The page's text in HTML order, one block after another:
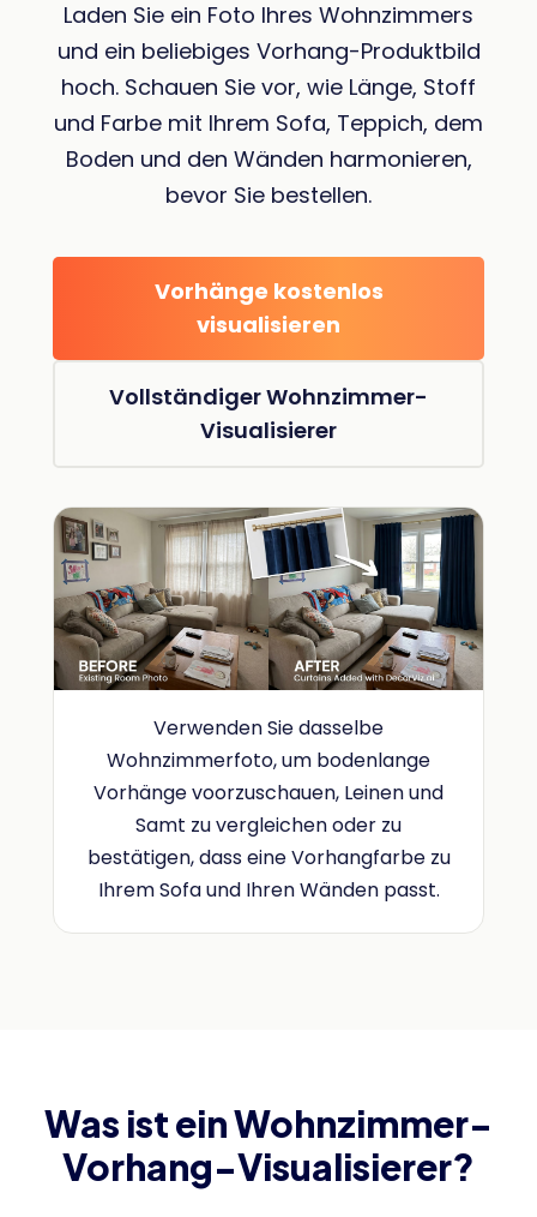
Laden Sie ein Foto Ihres Wohnzimmers
und ein beliebiges Vorhang-Produktbild
hoch. Schauen Sie vor, wie Länge, Stoff
und Farbe mit Ihrem Sofa, Teppich, dem
Boden und den Wänden harmonieren,
bevor Sie bestellen.
Vorhänge kostenlos
visualisieren
Vollständiger Wohnzimmer-
Visualisierer
Verwenden Sie dasselbe
Wohnzimmerfoto, um bodenlange
Vorhänge voorzuschauen, Leinen und
Samt zu vergleichen oder zu
bestätigen, dass eine Vorhangfarbe zu
Ihrem Sofa und Ihren Wänden passt.
Was ist ein Wohnzimmer-
Vorhang-Visualisierer?